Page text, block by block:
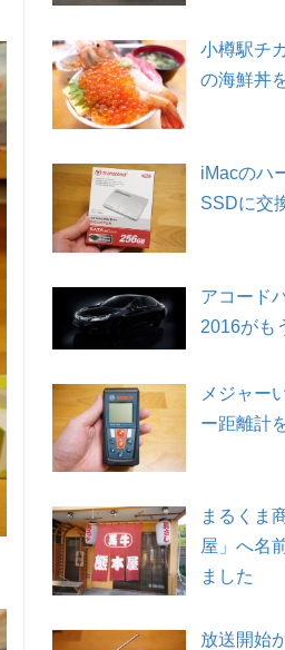
小樽駅チ
の海鮮丼
iMacのハ
SSDに交
アコード
2016がも
メジャー
ー距離計
まるくま
屋」へ名
ました
放送開始